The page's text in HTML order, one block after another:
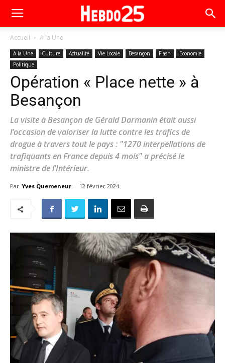
Accueil A la Une
A la Une Culture Actualité Vie Locale Besançon Flash
Economie
Politique
Opération « Place nette » à
Besançon
La visite à Besançon de Gérald Darmanin était aussi
l’occasion de valoriser la lutte contre les trafics de
drogue à travers tout le pays : "1270 interpellations de
trafiquants en France depuis 4 mois" a précisé le
ministre de l’Intérieur.
Par Yves Quemeneur - 12 février 2024